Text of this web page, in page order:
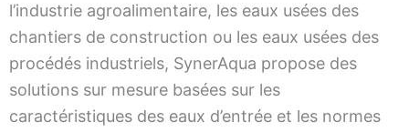
l’industrie agroalimentaire, les eaux usées des
chantiers de construction ou les eaux usées des
procédés industriels, SynerAqua propose des
solutions sur mesure basées sur les
caractéristiques des eaux d’entrée et les normes